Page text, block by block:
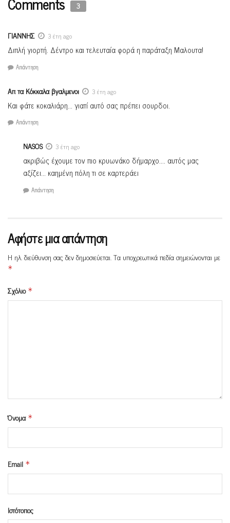
3
ΓΙΑΝΝΗΣ 3 έτη ago
Διπλή γιορτή. Δέντρο και τελευταία φορά η παράταξη Μαλουτα!
Απάντηση
Απ τα Κόκκαλα βγαλμενοι 3 έτη ago
Και φάτε κοκαλιάρη… γιατί αυτό σας πρέπει σουρδοι.
Απάντηση
NASOS 3 έτη ago
ακριβώς έχουμε τον πιο κρυωνάκο δήμαρχο…. αυτός μας
αξίζει… καημένη πόλη τι σε καρτεράει
Απάντηση
Αφήστε μια απάντηση
Η ηλ. διεύθυνση σας δεν δημοσιεύεται.Τα υποχρεωτικά πεδία σημειώνονται με
*
Σχόλιο *
Όνομα *
Email *
Ιστότοπος